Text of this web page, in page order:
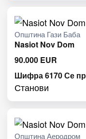
Општина Гази Баба
Nasiot Nov Dom
90.000 EUR
Шифра 6170 Се
Станови
Општина Аеродром